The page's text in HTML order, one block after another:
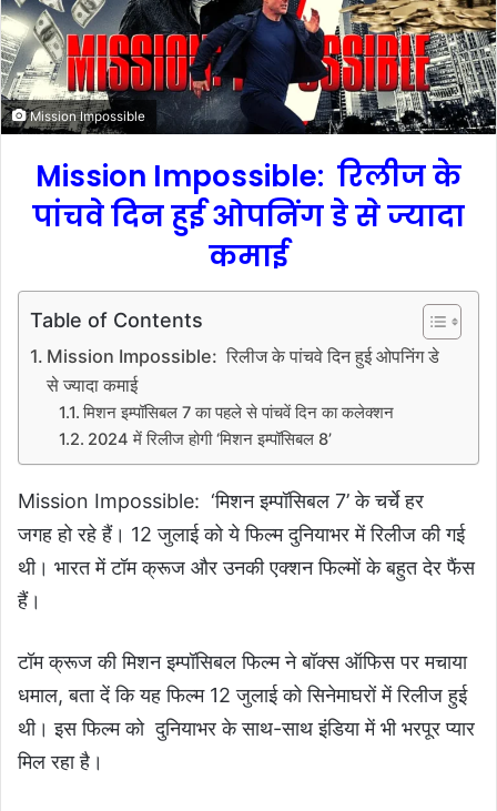
e
m
a
i
Mission Impossible
Mission Impossible: रिलीज के
पांचवे दिन हुई ओपनिंग डे से ज्यादा
कमाई
Table of Contents
Mission Impossible: रिलीज के पांचवे दिन हुई ओपनिंग डे
से ज्यादा कमाई
मिशन इम्पॉसिबल 7 का पहले से पांचवें दिन का कलेक्शन
2024 में रिलीज होगी ‘मिशन इम्पॉसिबल 8’
Mission Impossible: ‘मिशन इम्पॉसिबल 7’ के चर्चे हर
जगह हो रहे हैं। 12 जुलाई को ये फिल्म दुनियाभर में रिलीज की गई
थी। भारत में टॉम क्रूज और उनकी एक्शन फिल्मों के बहुत देर फैंस
हैं।
टॉम क्रूज की मिशन इम्पॉसिबल फिल्म ने बॉक्स ऑफिस पर मचाया
धमाल, बता दें कि यह फिल्म 12 जुलाई को सिनेमाघरों में रिलीज हुई
थी। इस फिल्म को दुनियाभर के साथ-साथ इंडिया में भी भरपूर प्यार
मिल रहा है।